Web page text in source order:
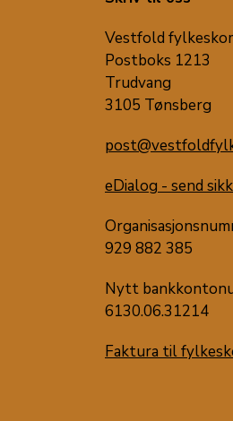
Vestfold
Postboks 1213
Trudvang
3105 Tønsberg
eDialog - send
929 882 385
Nytt
6130.06.31214
Faktura til